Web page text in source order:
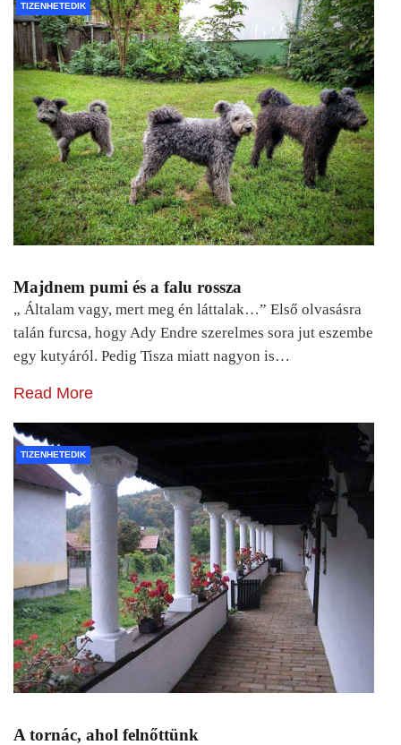
TIZENHETEDIK
Majdnem pumi és a falu rossza
„ Általam vagy, mert meg én láttalak…” Első olvasásra
talán furcsa, hogy Ady Endre szerelmes sora jut eszembe
egy kutyáról. Pedig Tisza miatt nagyon is…
Read More
TIZENHETEDIK
A tornác, ahol felnőttünk